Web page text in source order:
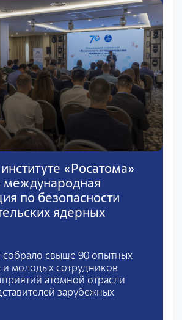
«Росатома»
международная
по безопасности
ядерных
свыше 90 опытных
и молодых сотрудников
атомной отрасли
зарубежных